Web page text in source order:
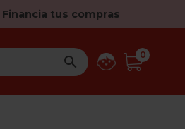
Financia tus compras
 0